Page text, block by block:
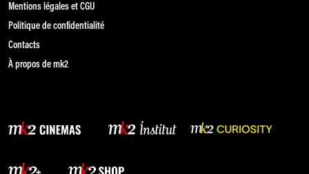
Mentions légales et CGU
Politique de confidentialité
Contacts
À propos de mk2